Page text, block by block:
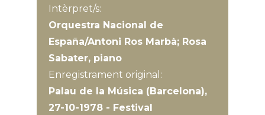
Intèrpret/s:
Orquestra Nacional de
España/Antoni Ros Marbà; Rosa
Sabater, piano
Enregistrament original:
Palau de la Música (Barcelona),
27-10-1978 - Festival